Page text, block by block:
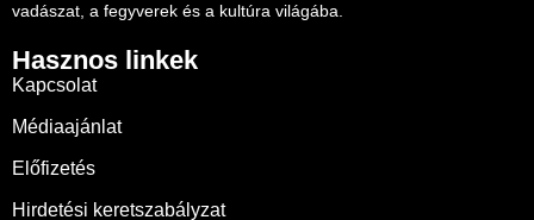
vadászat, a fegyverek és a kultúra világába.
Hasznos linkek
Kapcsolat
Médiaajánlat
Előfizetés
Hirdetési keretszabályzat